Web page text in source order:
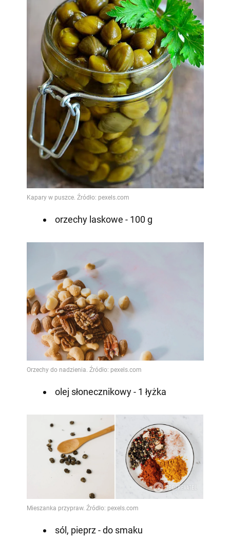
orzechy laskowe - 100 g
olej słonecznikowy - 1 łyżka
sól, pieprz - do smaku